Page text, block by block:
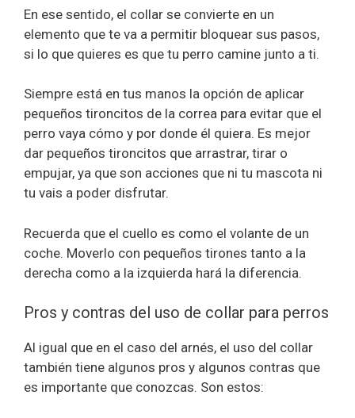
En ese sentido, el collar se convierte en un
elemento que te va a permitir bloquear sus pasos,
si lo que quieres es que tu perro camine junto a ti.
Siempre está en tus manos la opción de aplicar
pequeños tironcitos de la correa para evitar que el
perro vaya cómo y por donde él quiera. Es mejor
dar pequeños tironcitos que arrastrar, tirar o
empujar, ya que son acciones que ni tu mascota ni
tu vais a poder disfrutar.
Recuerda que el cuello es como el volante de un
coche. Moverlo con pequeños tirones tanto a la
derecha como a la izquierda hará la diferencia.
Pros y contras del uso de collar para perros
Al igual que en el caso del arnés, el uso del collar
también tiene algunos pros y algunos contras que
es importante que conozcas. Son estos: